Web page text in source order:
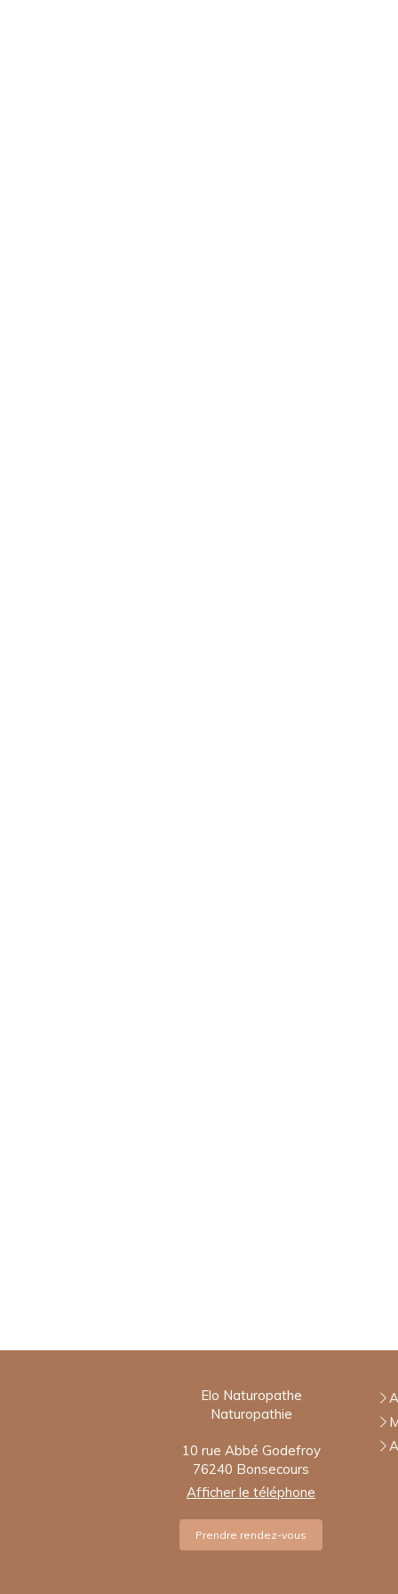
Elo Naturopathe
Naturopathie
10 rue Abbé Godefroy
76240 Bonsecours
Afficher le téléphone
Prendre rendez-vous